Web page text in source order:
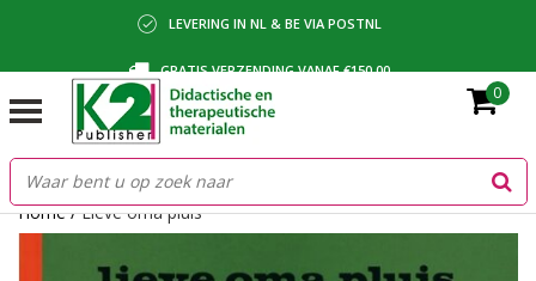
LEVERING IN NL & BE VIA POSTNL
GRATIS VERZENDING VANAF €150,00
BETALING VIA IDEAL, BANCONTACT OF FACTUUR
0
Home/Lieve oma pluis